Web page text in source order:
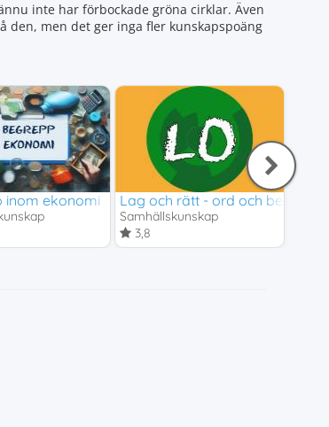
inte har förbockade gröna cirklar. Även
men det ger inga fler kunskapspoäng
inom ekonomi Lag och rätt - ord och begrepp
Samhällskunskap
3,8